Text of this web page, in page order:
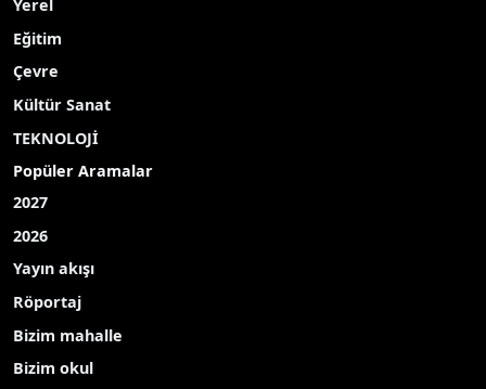
Van’ın Çatak ilçesinde meydana gelen çığ